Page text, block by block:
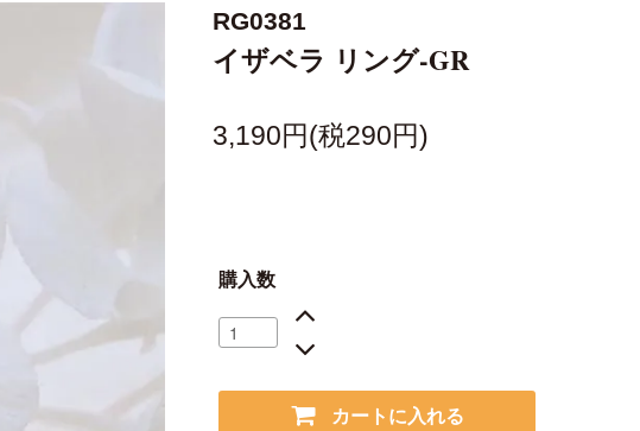
RG0381
イザベラ リング-GR
3,190円(税290円)
購入数
カートに入れる